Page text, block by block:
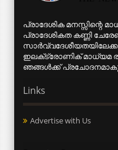
പ്രാദേശിക മനസ്സിന്റെ
പ്രാദേശികത കണ്ണി
ഇലക്‌ട്രോണിക് മാധ്യമ
ഞങ്ങള്‍ക്ക്
Links
Advertise with Us